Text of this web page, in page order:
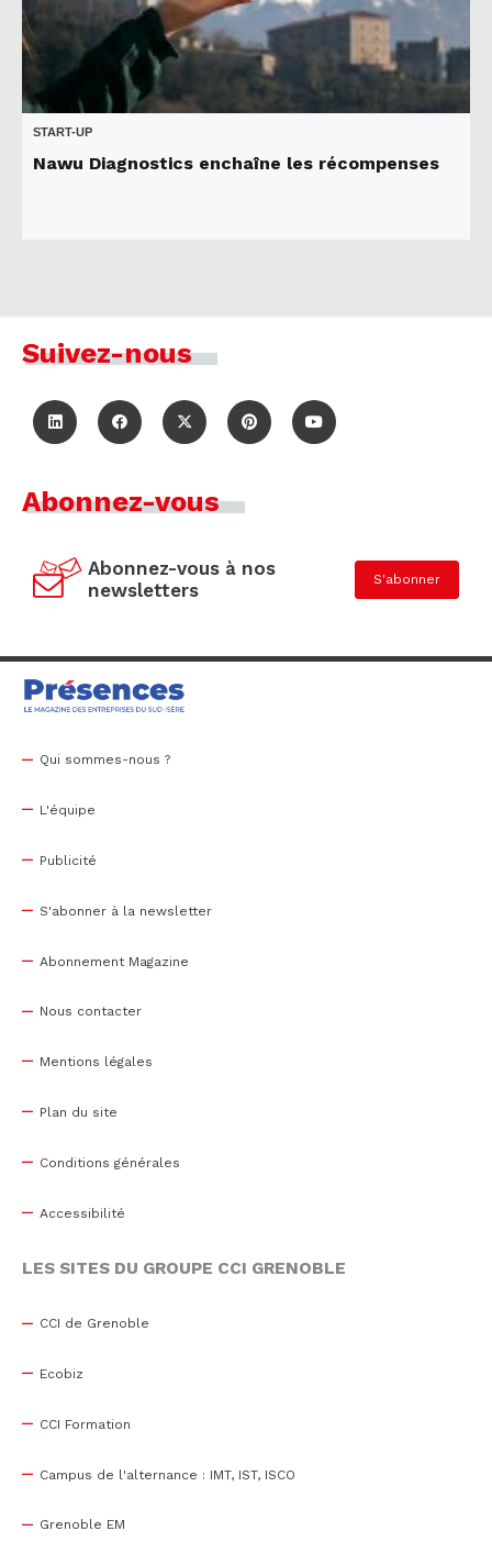
START-UP
Nawu Diagnostics enchaîne les récompenses
Suivez-nous
Abonnez-vous
Abonnez-vous à nos
newsletters
S'abonner
Qui sommes-nous ?
L'équipe
Publicité
S'abonner à la newsletter
Abonnement Magazine
Nous contacter
Mentions légales
Plan du site
Conditions générales
Accessibilité
LES SITES DU GROUPE CCI GRENOBLE
CCI de Grenoble
Ecobiz
CCI Formation
Campus de l'alternance : IMT, IST, ISCO
Grenoble EM